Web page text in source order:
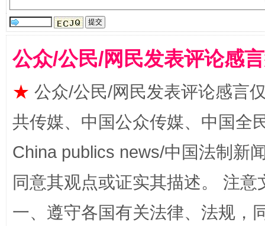
全民健身五年计划来了！等你上场
公众/公民/网民发表评论感
★ 公众/公民/网民发表评论感言
共传媒、中国公众传媒、中国全
China publics news/中国法制新
同意其观点或证实其描述。 注
一、遵守各国有关法律、法规，